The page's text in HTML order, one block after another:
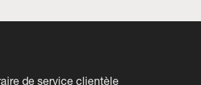
de service clientèle